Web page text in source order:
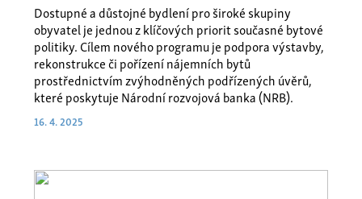
Dostupné a důstojné bydlení pro široké skupiny
obyvatel je jednou z klíčových priorit současné bytové
politiky. Cílem nového programu je podpora výstavby,
rekonstrukce či pořízení nájemních bytů
prostřednictvím zvýhodněných podřízených úvěrů,
které poskytuje Národní rozvojová banka (NRB).
16. 4. 2025